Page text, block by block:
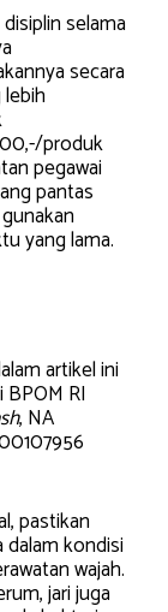
selama
secara
produk
pegawai
pantas
yang lama.
artikel ini
RI
, NA
pastikan
dalam kondisi
wajah.
jari juga